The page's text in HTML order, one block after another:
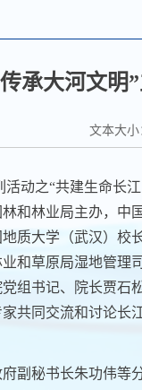
承大河文明
文本大小
活动之“共建生命长
和林业局主办，中
质大学（武汉）校
和草原局湿地管理
组书记、院长贾石
共同交流和讨论长
副秘书长朱功伟等